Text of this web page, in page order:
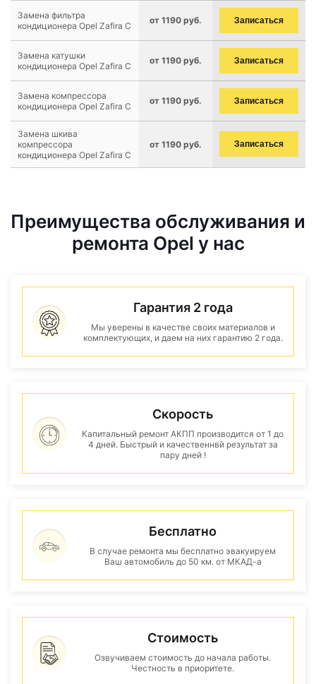
Замена фильтра
кондиционера Opel Zafira C
от 1190 руб. Записаться
Замена катушки
кондиционера Opel Zafira C
от 1190 руб. Записаться
Замена компрессора
кондиционера Opel Zafira C
от 1190 руб. Записаться
Замена шкива
компрессора
кондиционера Opel Zafira C
от 1190 руб. Записаться
Преимущества обслуживания и
ремонта Opel у нас
Гарантия 2 года
Мы уверены в качестве своих материалов и
комплектующих, и даем на них гарантию 2 года.
Скорость
Капитальный ремонт АКПП производится от 1 до
4 дней. Быстрый и качественнвй результат за
пару дней !
Бесплатно
В случае ремонта мы бесплатно эвакуируем
Ваш автомобиль до 50 км. от МКАД-а
Стоимость
Озвучиваем стоимость до начала работы.
Честность в приоритете.